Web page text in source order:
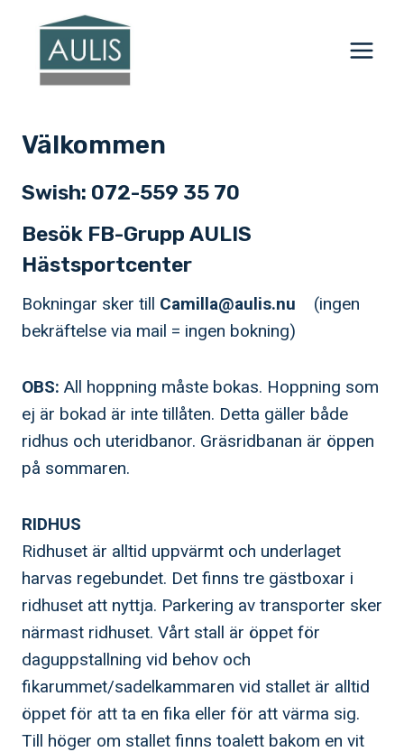
content
Välkommen
Swish: 072-559 35 70
Besök FB-Grupp AULIS
Hästsportcenter
Bokningar sker till Camilla@aulis.nu
(ingen
bekräftelse via mail = ingen bokning)
OBS: All hoppning måste bokas. Hoppning som
ej är bokad är inte tillåten. Detta gäller både
ridhus och uteridbanor. Gräsridbanan är öppen
på sommaren.
RIDHUS
Ridhuset är alltid uppvärmt och underlaget
harvas regebundet. Det finns tre gästboxar i
ridhuset att nyttja. Parkering av transporter sker
närmast ridhuset. Vårt stall är öppet för
daguppstallning vid behov och
fikarummet/sadelkammaren vid stallet är alltid
öppet för att ta en fika eller för att värma sig.
Till höger om stallet finns toalett bakom en vit